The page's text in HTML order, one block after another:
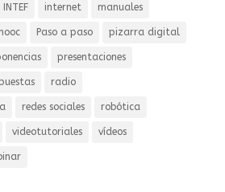
INTEF internet manuales
Paso a paso pizarra digital
presentaciones
radio
redes sociales robótica
videotutoriales vídeos